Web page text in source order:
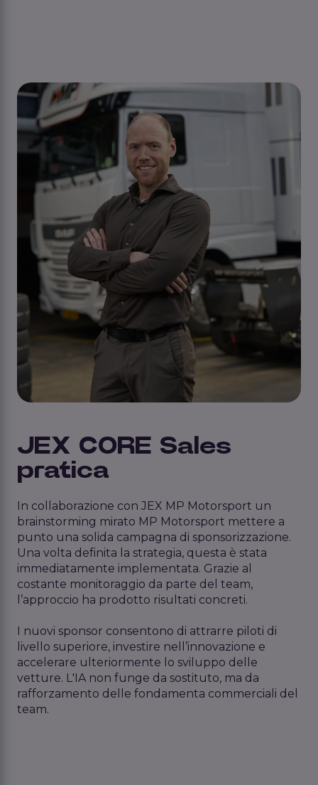
JEX CORE Sales
pratica
In collaborazione con JEX MP Motorsport un
brainstorming mirato MP Motorsport mettere a
punto una solida campagna di sponsorizzazione.
Una volta definita la strategia, questa è stata
immediatamente implementata. Grazie al
costante monitoraggio da parte del team,
l’approccio ha prodotto risultati concreti.
I nuovi sponsor consentono di attrarre piloti di
livello superiore, investire nell’innovazione e
accelerare ulteriormente lo sviluppo delle
vetture. L'IA non funge da sostituto, ma da
rafforzamento delle fondamenta commerciali del
team.